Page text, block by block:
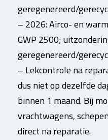
geregenereerd/
– 2026: Airco- en
GWP 2500;
geregenereerd/
– Lekcontrole na
dus niet op dezelfde
binnen 1 maand. Bij
vrachtwagens,
direct na reparatie.